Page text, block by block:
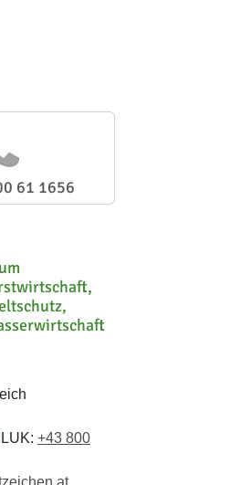
61 1656
+43 800